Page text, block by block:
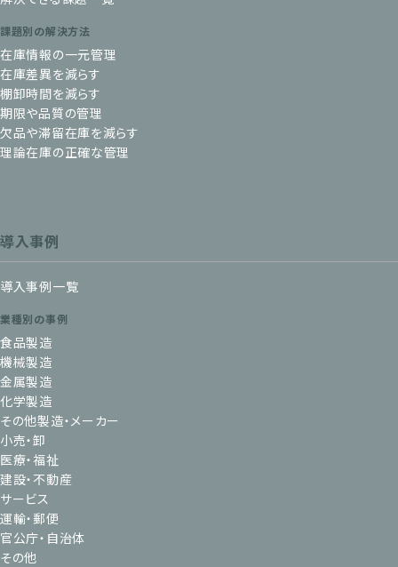
課題別の解決方法
在庫情報の一元管理
在庫差異を減らす
棚卸時間を減らす
期限や品質の管理
欠品や滞留在庫を減らす
理論在庫の正確な管理
導入事例
導入事例一覧
業種別の事例
食品製造
機械製造
金属製造
化学製造
その他製造・メーカー
小売・卸
医療・福祉
建設・不動産
サービス
運輸・郵便
官公庁・自治体
その他